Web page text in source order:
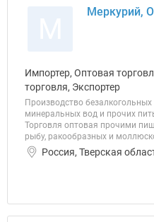
Меркурий,
Импортер, Оптовая
торговля, Экспортер
Производство
минеральных вод и прочих
Торговля оптовая прочими
рыбу, ракообразных и
Россия, Тверская